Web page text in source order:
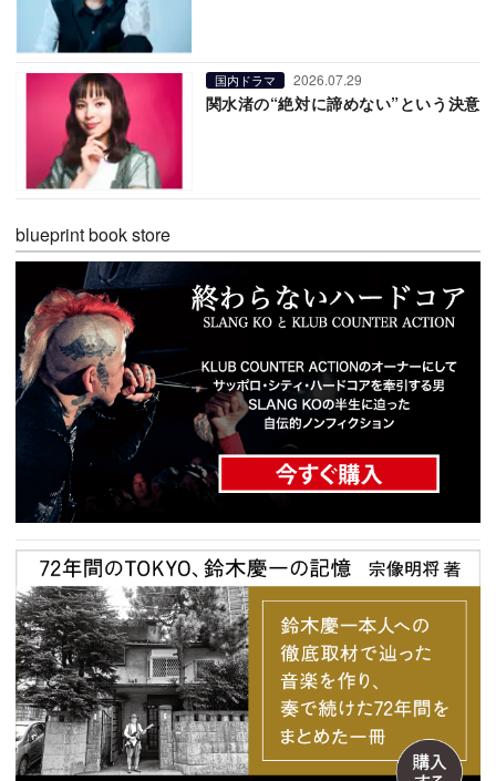
国内ドラマ 2026.07.29
関水渚の“絶対に諦めない”という決意
blueprint book store